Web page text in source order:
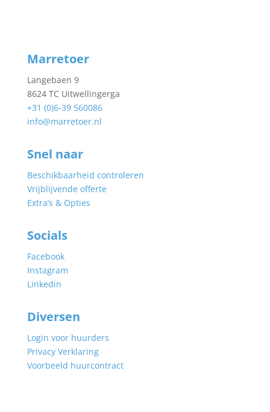
Marretoer
Langebaen 9
8624 TC Uitwellingerga
+31 (0)6-39 560086
info@marretoer.nl
Snel naar
Beschikbaarheid controleren
Vrijblijvende offerte
Extra’s & Opties
Socials
Facebook
Instagram
Linkedin
Diversen
Login voor huurders
Privacy Verklaring
Voorbeeld huurcontract